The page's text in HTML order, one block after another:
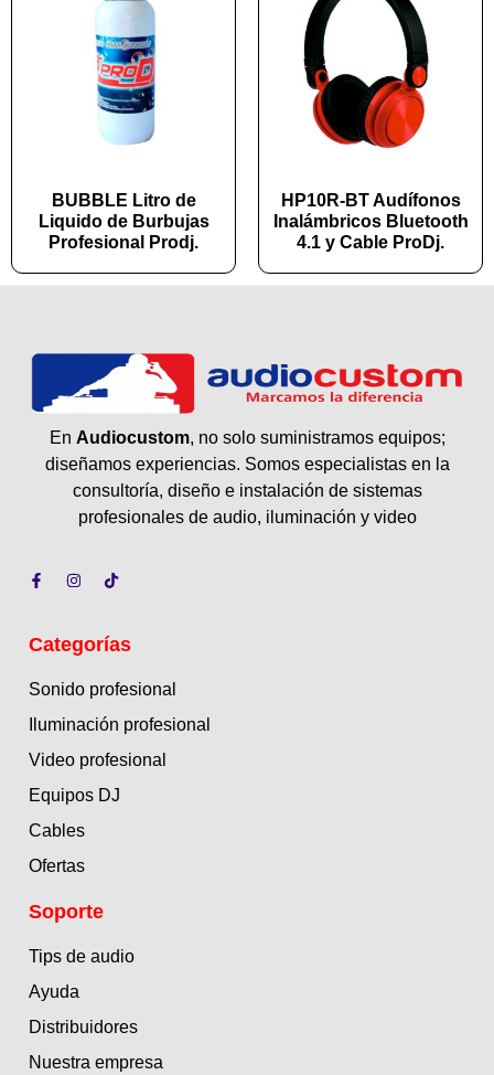
BUBBLE Litro de
Liquido de Burbujas
Profesional Prodj.
HP10R-BT Audífonos
Inalámbricos Bluetooth
4.1 y Cable ProDj.
En Audiocustom, no solo suministramos equipos;
diseñamos experiencias. Somos especialistas en la
consultoría, diseño e instalación de sistemas
profesionales de audio, iluminación y video
Categorías
Sonido profesional
Iluminación profesional
Video profesional
Equipos DJ
Cables
Ofertas
Soporte
Tips de audio
Ayuda
Distribuidores
Nuestra empresa